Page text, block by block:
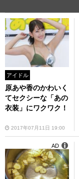
アイドル
原あや香のかわいく
てセクシーな「あの
衣装」にワクワク！
2017年07月11日 19:00
AD